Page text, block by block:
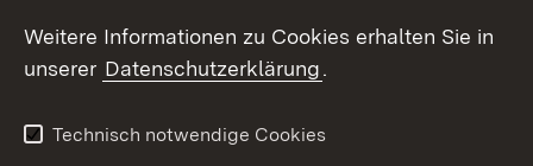
Kontakt
Datenschutz
Barrierefreiheit
Weitere Informationen zu Cookies erhalten Sie in
unserer Datenschutzerklärung.
Technisch notwendige Cookies